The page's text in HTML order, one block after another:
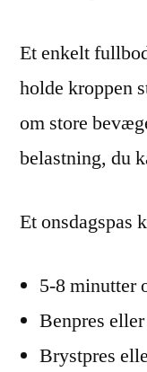
Et enkelt
holde kroppen
om store
belastning, du
Et onsdagspas
5-8 minutter
Benpres
Brystpres